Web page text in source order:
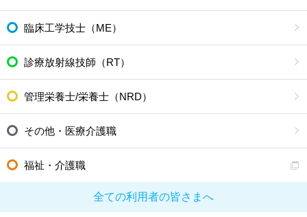
臨床工学技士（ME）
診療放射線技師（RT）
管理栄養士/栄養士（NRD）
その他・医療介護職
福祉・介護職
全ての利用者の皆さまへ